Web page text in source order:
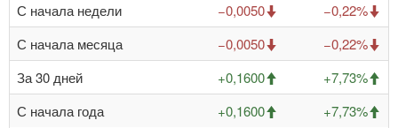
С начала недели
−0,0050
−0,22%
С начала месяца
−0,0050
−0,22%
За 30 дней
+0,1600
+7,73%
С начала года
+0,1600 +7,73%